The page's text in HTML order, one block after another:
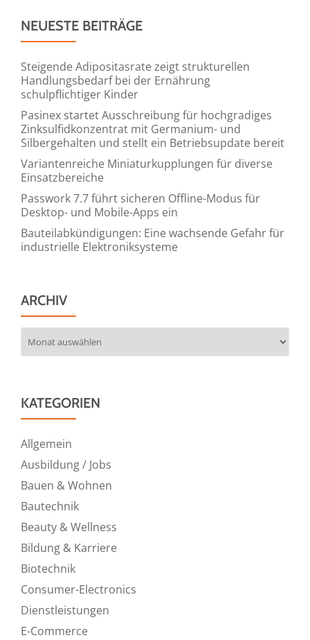
20.
22.
März
in
der
Kassel)
NEUESTE BEITRÄGE
Steigende Adipositasrate zeigt strukturellen
Handlungsbedarf bei der Ernährung
schulpflichtiger Kinder
Pasinex startet Ausschreibung für hochgradiges
Zinksulfidkonzentrat mit Germanium- und
Silbergehalten und stellt ein Betriebsupdate bereit
Variantenreiche Miniaturkupplungen für diverse
Einsatzbereiche
Passwork 7.7 führt sicheren Offline-Modus für
Desktop- und Mobile-Apps ein
Bauteilabkündigungen: Eine wachsende Gefahr für
industrielle Elektroniksysteme
ARCHIV
KATEGORIEN
Allgemein
Ausbildung / Jobs
Bauen & Wohnen
Bautechnik
Beauty & Wellness
Bildung & Karriere
Biotechnik
Consumer-Electronics
Dienstleistungen
E-Commerce